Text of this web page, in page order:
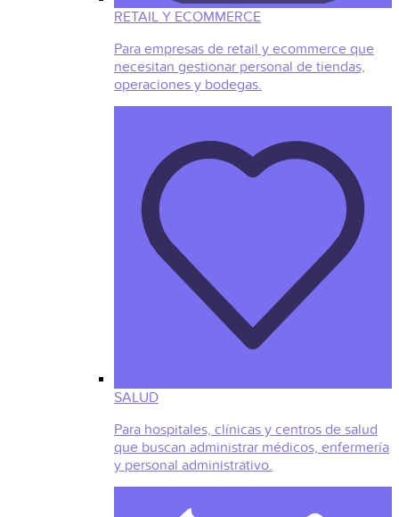
RETAIL Y ECOMMERCE
Para empresas de retail y ecommerce que
necesitan gestionar personal de tiendas,
operaciones y bodegas.
SALUD
Para hospitales, clínicas y centros de salud
que buscan administrar médicos, enfermería
y personal administrativo.